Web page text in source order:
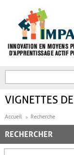
FORMULAIRE DE
VIGNETTES
Accueil Recherche
RECHERCHER